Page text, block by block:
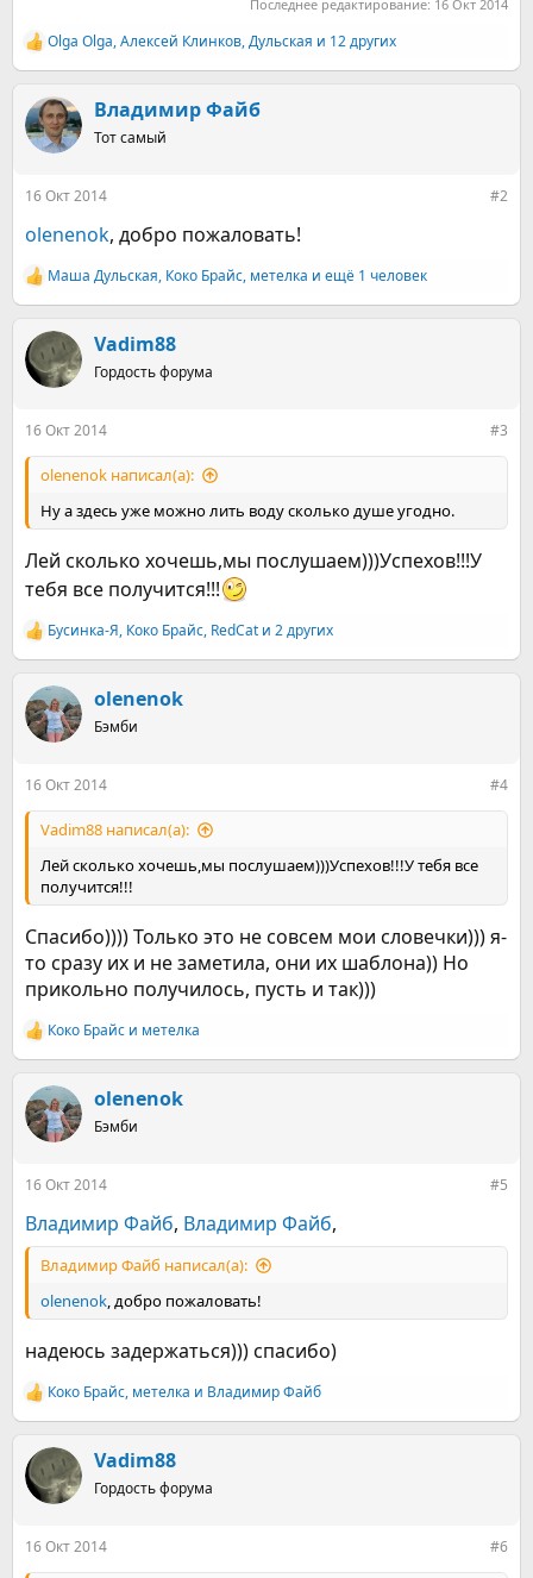
Последнее редактирование: 16 Окт 2014
Р
е
к
ц
и
Olga Olga,Алексей Клинков,Дульская и 12 других
Владимир Файб
Тот самый
16 Окт 2014 #2
olenenok, добро пожаловать!
Р
е
к
ц
и
Маша Дульская, Коко Брайс, метелка и ещё 1 человек
Vadim88
Гордость форума
16 Окт 2014 #3
olenenok написал(а):
Ну а здесь уже можно лить воду сколько душе угодно.
Лей сколько хочешь,мы послушаем)))Успехов!!!У
тебя все получится!!!
Р
е
к
ц
и
Бусинка-Я, Коко Брайс, RedCat и 2 других
olenenok
Бэмби
16 Окт 2014 #4
Vadim88 написал(а):
Лей сколько хочешь,мы послушаем)))Успехов!!!У тебя все
получится!!!
Спасибо)))) Только это не совсем мои словечки))) я-
то сразу их и не заметила, они их шаблона)) Но
прикольно получилось, пусть и так)))
Р
е
к
ц
и
Коко Брайс и метелка
olenenok
Бэмби
16 Окт 2014 #5
Владимир Файб, Владимир Файб,
Владимир Файб написал(а):
olenenok, добро пожаловать!
надеюсь задержаться))) спасибо)
Р
е
к
ц
и
Коко Брайс, метелка и Владимир Файб
Vadim88
Гордость форума
16 Окт 2014 #6